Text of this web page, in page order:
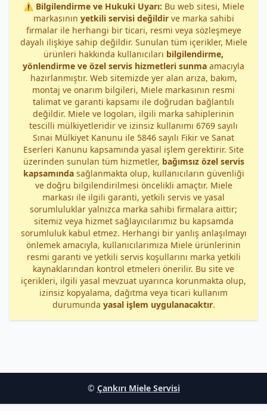
⚠️ Bilgilendirme ve Hukuki Uyarı: Bu web sitesi, Miele
markasının yetkili servisi değildirve marka sahibi
firmalar ile herhangi bir ticari, resmi veya sözleşmeye
dayalı ilişkiye sahip değildir. Sunulan tüm içerikler, Miele
ürünleri hakkında kullanıcıları bilgilendirme,
yönlendirme ve özel servis hizmetleri sunma amacıyla
hazırlanmıştır. Web sitemizde yer alan arıza, bakım,
montaj ve onarım bilgileri, Miele markasının resmi
talimat ve garanti kapsamı ile doğrudan bağlantılı
değildir. Miele ve logoları, ilgili marka sahiplerinin
tescilli mülkiyetleridir ve izinsiz kullanımı 6769 sayılı
Sınai Mülkiyet Kanunu ile 5846 sayılı Fikir ve Sanat
Eserleri Kanunu kapsamında yasal işlem gerektirir. Site
üzerinden sunulan tüm hizmetler, bağımsız özel servis
kapsamındasağlanmakta olup, kullanıcıların güvenliği
ve doğru bilgilendirilmesi öncelikli amaçtır. Miele
markası ile ilgili garanti, yetkili servis ve yasal
sorumluluklar yalnızca marka sahibi firmalara aittir;
sitemiz veya hizmet sağlayıcılarımız bu kapsamda
sorumluluk kabul etmez. Herhangi bir yanlış anlaşılmayı
önlemek amacıyla, kullanıcılarımıza Miele ürünlerinin
resmi garanti ve yetkili servis koşullarını marka yetkili
kaynaklarından kontrol etmeleri önerilir. Bu site ve
içerikleri, ilgili yasal mevzuat uyarınca korunmakta olup,
izinsiz kopyalama, dağıtma veya ticari kullanım
durumunda yasal işlem uygulanacaktır.
© Çankırı Miele Servisi